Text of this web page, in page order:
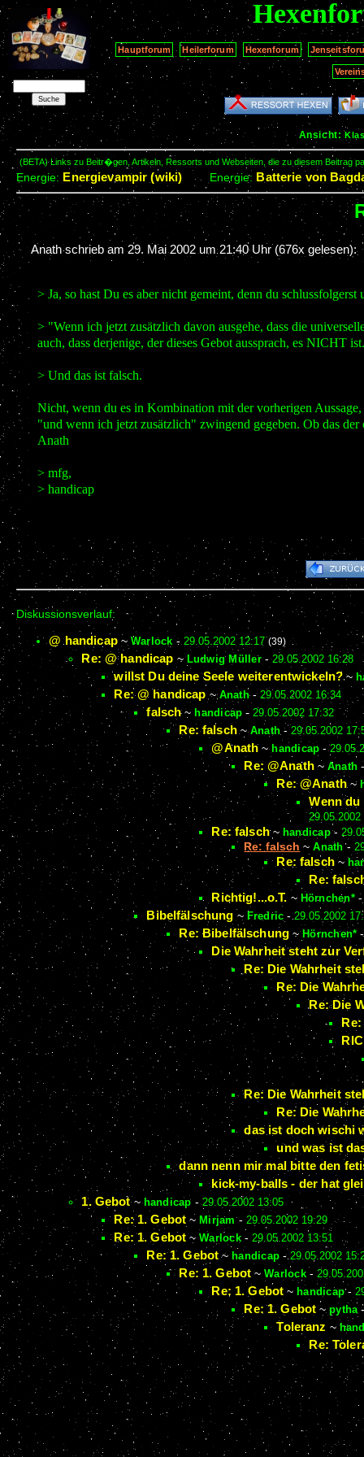
Hauptforum Heilerforum Hexenforum
Ansicht:
(BETA) Links zu Beitr�gen, Artikeln, Ressorts und Webseiten, die zu diesem Beitrag
Energie: Energievampir (wiki) Energie: Batterie von
Anath schrieb am29. Mai 2002 um 21:40 Uhr(676x gelesen):
> Ja, so hast Du es aber nicht gemeint, denn du schlussfolgerst
> "Wenn ich jetzt zusätzlich davon ausgehe, dass die
auch, dass derjenige, der dieses Gebot aussprach, es NICHT
> Und das ist falsch.
Nicht, wenn du es in Kombination mit der vorherigen
"und wenn ich jetzt zusätzlich" zwingend gegeben. Ob das
Anath
> mfg,
> handicap
Diskussionsverlauf:
@ handicap~ Warlock - 29.05.2002 12:17 (39)
Re: @ handicap ~ Ludwig Müller-29.05.2002 16:28
willst Du deine Seele weiterentwickeln?~
Re: @ handicap ~Anath- 29.05.2002 16:34
falsch~ handicap - 29.05.2002 17:32
Re: falsch~Anath - 29.05.2002
@Anath ~ handicap -
Re: @Anath~ Anath
Re: @Anath~
Wenn du
29.05.2002
Re: falsch~ handicap-
Re: falsch ~Anath -
Re: falsch~
Re:
Richtig!...o.T. ~ Hörnchen*
Bibelfälschung ~ Fredric -29.05.2002
Re: Bibelfälschung ~ Hörnchen*
Die Wahrheit steht zur
Re: Die Wahrheit
Re: Die
Re: Die
Re: Die Wahrheit
Re: Die
das ist doch wischi
und was ist
dann nenn mir mal bitte den
kick-my-balls - der hat
1. Gebot~ handicap -29.05.2002 13:05
Re: 1. Gebot ~ Mirjam - 29.05.2002 19:29
Re: 1. Gebot ~Warlock - 29.05.2002 13:51
Re: 1. Gebot ~ handicap - 29.05.2002
Re: 1. Gebot ~Warlock -
Re: 1. Gebot ~ handicap-
Re: 1. Gebot ~pytha
Toleranz ~
Re: